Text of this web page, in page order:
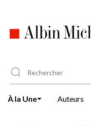
principal
À la Une Auteurs